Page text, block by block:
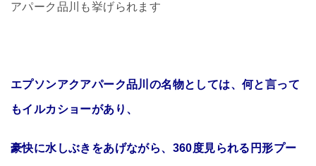
アパーク品川も挙げられます
エプソンアクアパーク品川の名物としては、何と言って
もイルカショーがあり、
豪快に水しぶきをあげながら、360度見られる円形プー